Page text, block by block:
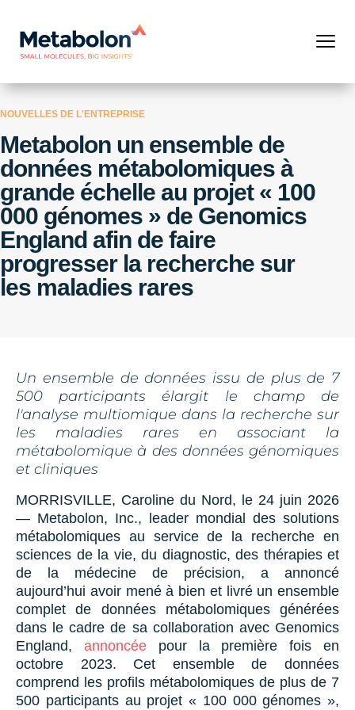
NOUVELLES DE L'ENTREPRISE
Metabolon un ensemble de
données métabolomiques à
grande échelle au projet « 100
000 génomes » de Genomics
England afin de faire
progresser la recherche sur
les maladies rares
Un ensemble de données issu de plus de 7
500 participants élargit le champ de
l'analyse multiomique dans la recherche sur
les maladies rares en associant la
métabolomique à des données génomiques
et cliniques
MORRISVILLE, Caroline du Nord, le 24 juin 2026
— Metabolon, Inc., leader mondial des solutions
métabolomiques au service de la recherche en
sciences de la vie, du diagnostic, des thérapies et
de la médecine de précision, a annoncé
aujourd’hui avoir mené à bien et livré un ensemble
complet de données métabolomiques générées
dans le cadre de sa collaboration avec Genomics
England, annoncéepour la première fois en
octobre 2023. Cet ensemble de données
comprend les profils métabolomiques de plus de 7
500 participants au projet « 100 000 génomes »,